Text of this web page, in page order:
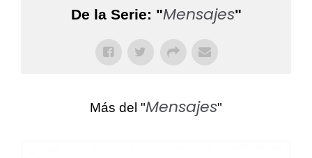
De la Serie: "Mensajes"
Más del "Mensajes"